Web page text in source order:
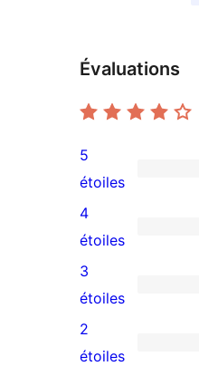
Évaluations
10
avis
à
5
étoiles
5
étoiles
0
avis
à
4
étoile
4
étoiles
1
avis
à
3
étoiles
2
2
étoiles